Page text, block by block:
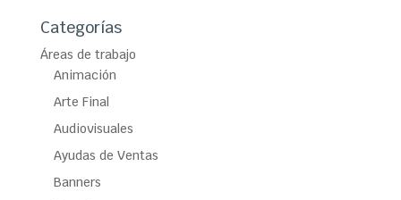
Categorías
Áreas de trabajo
Animación
Arte Final
Audiovisuales
Ayudas de Ventas
Banners